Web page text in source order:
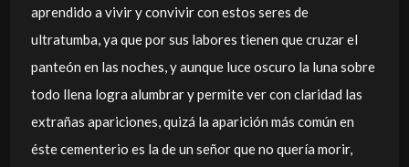
aprendido a vivir y convivir con estos seres de
ultratumba, ya que por sus labores tienen que cruzar el
panteón en las noches, y aunque luce oscuro la luna sobre
todo llena logra alumbrar y permite ver con claridad las
extrañas apariciones, quizá la aparición más común en
éste cementerio es la de un señor que no quería morir,